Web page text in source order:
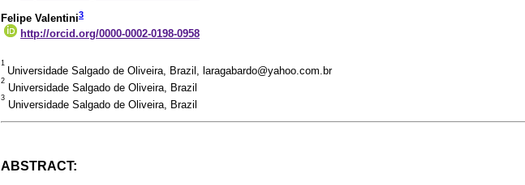
Felipe Valentini3
http://orcid.org/0000-0002-0198-0958
1
Universidade Salgado de Oliveira, Brazil, laragabardo@yahoo.com.br
2
Universidade Salgado de Oliveira, Brazil
3
Universidade Salgado de Oliveira, Brazil
ABSTRACT: